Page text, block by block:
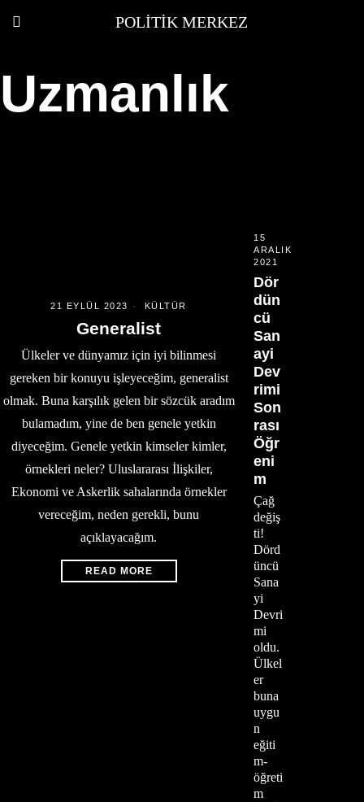
POLITIK MERKEZ
Uzmanlık
21 EYLÜL 2023 KÜLTÜR
Generalist
Ülkeler ve dünyamız için iyi bilinmesi
gereken bir konuyu işleyeceğim, generalist
olmak. Buna karşılık gelen bir sözcük aradım
bulamadım, yine de ben genele yetkin
diyeceğim. Genele yetkin kimseler kimler,
örnekleri neler? Uluslararası İlişkiler,
Ekonomi ve Askerlik sahalarında örnekler
vereceğim, neden gerekli, bunu
açıklayacağım.
READ MORE
15
ARALIK
2021
Dör
dün
cü
San
ayi
Dev
rimi
Son
rası
Öğr
eni
m
Çağ
değiş
ti!
Dörd
üncü
Sana
yi
Devri
mi
oldu.
Ülkel
er
buna
uygu
n
eğiti
m-
öğreti
m